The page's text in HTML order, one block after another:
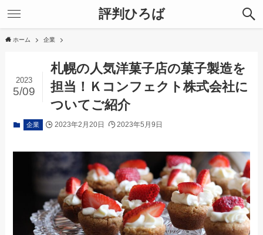
評判ひろば
ホーム 企業
札幌の人気洋菓子店の菓子製造を
担当！Ｋコンフェクト株式会社に
ついてご紹介
2023
5/09
企業 2023年2月20日 2023年5月9日